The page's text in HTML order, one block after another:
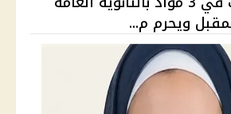
ويحرم م...